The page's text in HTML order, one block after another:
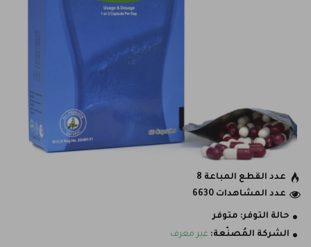
حالة التوفر: متوفر
الشركة المُصنّعة: غير معرف
عدد القطع المباعة 8
عدد المشاهدات 6630